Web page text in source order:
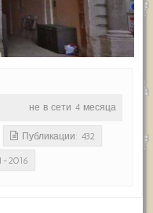
не в сети 4 месяца
Публикации: 432
2016